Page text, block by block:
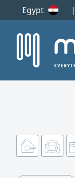
Egypt